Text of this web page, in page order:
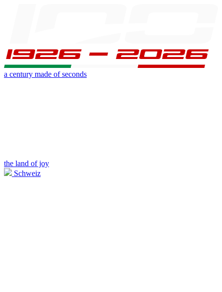
a century made of seconds
the land of joy
Schweiz